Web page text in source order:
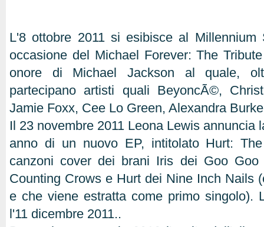
L'8 ottobre 2011 si esibisce al
occasione del Michael Forever: The
onore di Michael Jackson al quale,
partecipano artisti quali BeyoncÃ©,
Jamie Foxx, Cee Lo Green, Alexandra
Il 23 novembre 2011 Leona Lewis annuncia
anno di un nuovo EP, intitolato Hurt:
canzoni cover dei brani Iris dei Goo Goo
Counting Crows e Hurt dei Nine Inch Nails
e che viene estratta come primo singolo).
l'11 dicembre 2011..